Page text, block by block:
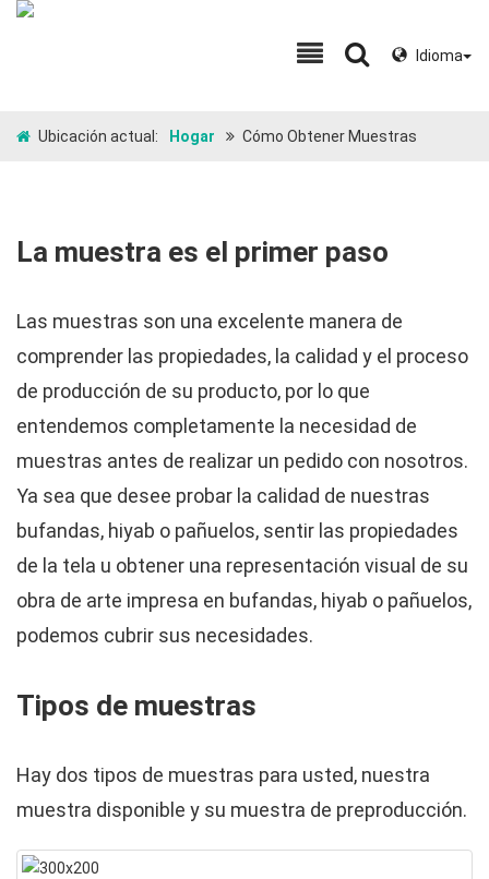
Idioma
Ubicación actual: Hogar Cómo Obtener Muestras
La muestra es el primer paso
Las muestras son una excelente manera de
comprender las propiedades, la calidad y el proceso
de producción de su producto, por lo que
entendemos completamente la necesidad de
muestras antes de realizar un pedido con nosotros.
Ya sea que desee probar la calidad de nuestras
bufandas, hiyab o pañuelos, sentir las propiedades
de la tela u obtener una representación visual de su
obra de arte impresa en bufandas, hiyab o pañuelos,
podemos cubrir sus necesidades.
Tipos de muestras
Hay dos tipos de muestras para usted, nuestra
muestra disponible y su muestra de preproducción.